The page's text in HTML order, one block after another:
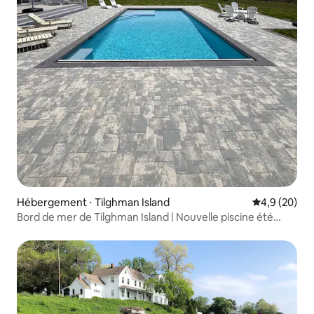
Hébergement ⋅ Tilghman Island Évaluation
4,9 (20)
Bord de mer de Tilghman Island | Nouvelle piscine été